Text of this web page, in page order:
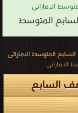
الاماراتى
المتوسط
المتوسط الاماراتى
الاماراتى
السابع